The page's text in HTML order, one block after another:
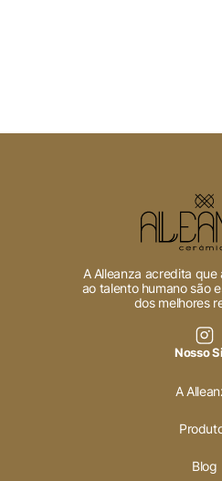
A Alleanza acredita
ao talento humano são
dos melhores
Nosso
A
Blog